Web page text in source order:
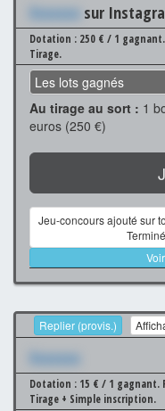
Xxxxxxx sur
Dotation : 250 € / 1 gagnant.
Tirage.
Les lots gagnés
Au tirage au sort : 1
euros (250 €)
Jeu-concours ajouté sur
Replier (provis.)
Xxxxxxx
Dotation : 15 € / 1 gagnant.
Tirage + Simple inscription.